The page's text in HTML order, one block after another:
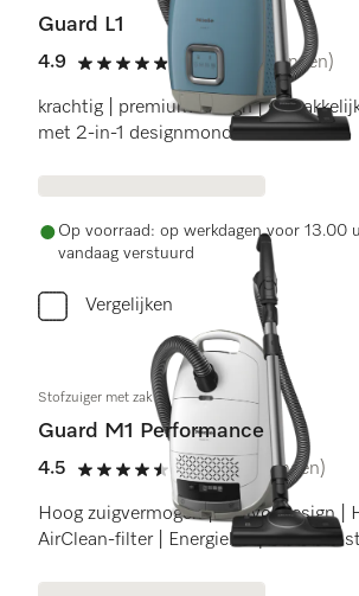
Guard L1
4.9
4.9 sterren op 5
(16 beoordelingen)
krachtig | premium design |
met 2-in-1 designmondstuk
Op voorraad: op werkdagen voor 13.00
vandaag verstuurd
Vergelijken
Stofzuiger met zak
Guard M1 Performance
4.5
4.5 sterren op 5
(8 beoordelingen)
Hoog zuigvermogen | Stijlvol design |
AirClean-filter | Energiebesparend en